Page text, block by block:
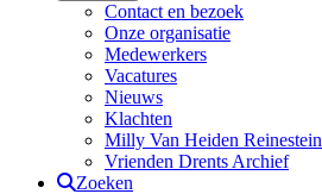
Contact en bezoek
Onze organisatie
Medewerkers
Vacatures
Nieuws
Klachten
Milly Van Heiden Reinestein
Vrienden Drents Archief
Zoeken